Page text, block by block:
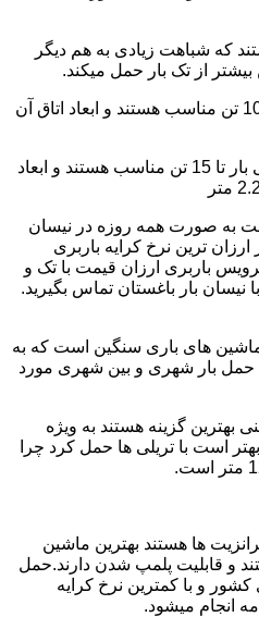
که شباهت زیادی به هم دیگر
6 چرخ ها برای جابه جایی بار تا 10 تن مناسب هستند و ابعاد اتاق آن
همان 10 چرخ ها برای جابه جایی بار تا 15 تن مناسب هستند و ابعاد
به صورت همه روزه در نیسان
ترین نرخ کرایه باربری
باربری ارزان قیمت با تک و
نیسان بار باغستان تماس بگیرید.
از جمله ماشین های باری سنگین است که به
حمل بار شهری و بین شهری مورد
ها باری حمل بار های 22 تنی بهترین گزینه هستند به ویژه
است با تریلی ها حمل کرد چرا
ها هستند بهترین ماشین
و قابلیت پلمپ شدن دارند.حمل
کشور و با کمترین نرخ کرایه
انجام میشود.